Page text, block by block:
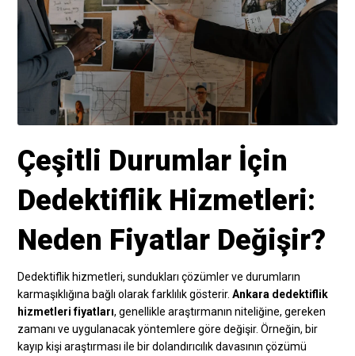
Çeşitli Durumlar İçin
Dedektiflik Hizmetleri:
Neden Fiyatlar Değişir?
Dedektiflik hizmetleri, sundukları çözümler ve durumların
karmaşıklığına bağlı olarak farklılık gösterir.Ankara dedektiflik
hizmetleri fiyatları, genellikle araştırmanın niteliğine, gereken
zamanı ve uygulanacak yöntemlere göre değişir. Örneğin, bir
kayıp kişi araştırması ile bir dolandırıcılık davasının çözümü